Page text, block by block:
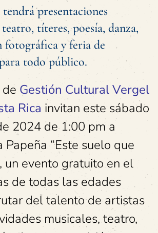
tendrá presentaciones
títeres, poesía, danza,
fotográfica y feria de
todo público.
Gestión Cultural Vergel
Rica invitan este sábado
2024 de 1:00 pm a
Papeña “Este suelo que
un evento gratuito en el
de todas las edades
del talento de artistas
musicales, teatro,